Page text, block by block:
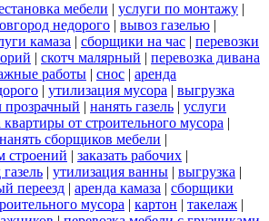
мебели | услуги по монтажу |
недорого | вывоз газелью |
камаза | сборщики на час | перевозки
| скотч малярный | перевозка дивана
работы | снос | аренда
| утилизация мусора | выгрузка
прозрачный | нанять газель | услуги
квартиры от строительного мусора |
нанять сборщиков мебели |
строений | заказать рабочих |
| утилизация ванны | выгрузка |
переезд | аренда камаза | сборщики
мусора | картон | такелаж |